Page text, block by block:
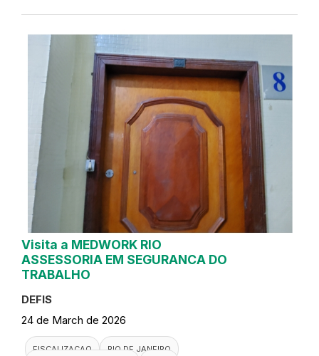
Visita a MEDWORK RIO
ASSESSORIA EM SEGURANCA DO
TRABALHO
DEFIS
24 de March de 2026
FISCALIZACAO
RIO DE JANEIRO